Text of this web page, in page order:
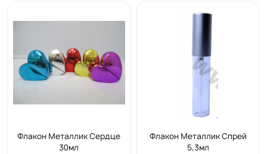
Флакон Металлик Сердце
30мл
Флакон Металлик Спрей
5,3мл